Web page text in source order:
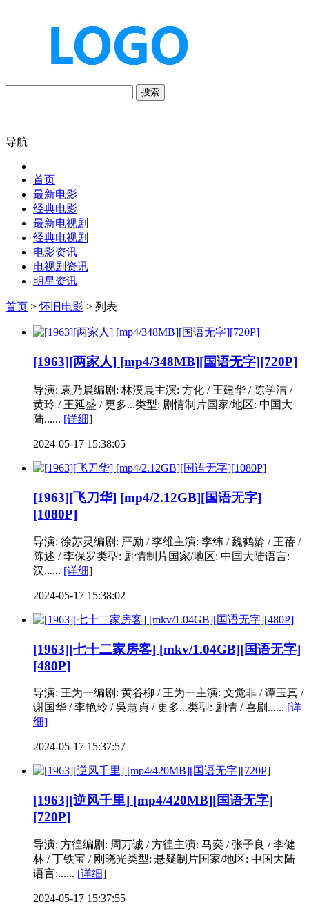
搜索
导航
首页
最新电影
经典电影
最新电视剧
经典电视剧
电影资讯
电视剧资讯
明星资讯
首页 >怀旧电影 > 列表
[1963][两家人] [mp4/348MB][国语无字][720P]
导演: 袁乃晨编剧: 林漠晨主演: 方化 / 王建华 / 陈学洁 /
黄玲 / 王延盛 / 更多...类型: 剧情制片国家/地区: 中国大
陆...... [详细]
2024-05-17 15:38:05
[1963][飞刀华] [mp4/2.12GB][国语无字]
[1080P]
导演: 徐苏灵编剧: 严励 / 李维主演: 李纬 / 魏鹤龄 / 王蓓 /
陈述 / 李保罗类型: 剧情制片国家/地区: 中国大陆语言:
汉...... [详细]
2024-05-17 15:38:02
[1963][七十二家房客] [mkv/1.04GB][国语无字]
[480P]
导演: 王为一编剧: 黄谷柳 / 王为一主演: 文觉非 / 谭玉真 /
谢国华 / 李艳玲 / 吳慧貞 / 更多...类型: 剧情 / 喜剧...... [详
细]
2024-05-17 15:37:57
[1963][逆风千里] [mp4/420MB][国语无字]
[720P]
导演: 方徨编剧: 周万诚 / 方徨主演: 马奕 / 张子良 / 李健
林 / 丁铁宝 / 刚晓光类型: 悬疑制片国家/地区: 中国大陆
语言:...... [详细]
2024-05-17 15:37:55